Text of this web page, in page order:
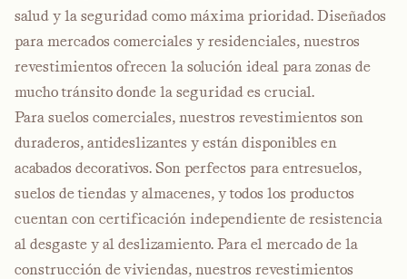
salud y la seguridad como máxima prioridad. Diseñados
para mercados comerciales y residenciales, nuestros
revestimientos ofrecen la solución ideal para zonas de
mucho tránsito donde la seguridad es crucial.
Para suelos comerciales, nuestros revestimientos son
duraderos, antideslizantes y están disponibles en
acabados decorativos. Son perfectos para entresuelos,
suelos de tiendas y almacenes, y todos los productos
cuentan con certificación independiente de resistencia
al desgaste y al deslizamiento. Para el mercado de la
construcción de viviendas, nuestros revestimientos